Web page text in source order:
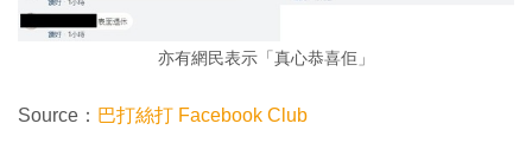
亦有網民表示「真心恭喜佢」
Source： 巴打絲打 Facebook Club